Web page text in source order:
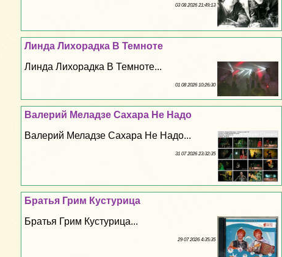
03 08 2026 21:49:13
Линда Лихорадка В Темноте
Линда Лихорадка В Темноте...
01 08 2026 10:26:30
Валерий Меладзе Сахара Не Надо
Валерий Меладзе Сахара Не Надо...
31 07 2026 23:32:35
Братья Грим Кустурица
Братья Грим Кустурица...
29 07 2026 4:35:35